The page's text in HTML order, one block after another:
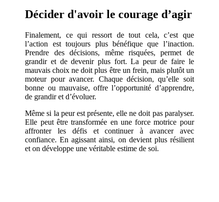
Décider d'avoir le courage d’agir
Finalement, ce qui ressort de tout cela, c’est que
l’action est toujours plus bénéfique que l’inaction.
Prendre des décisions, même risquées, permet de
grandir et de devenir plus fort. La peur de faire le
mauvais choix ne doit plus être un frein, mais plutôt un
moteur pour avancer. Chaque décision, qu’elle soit
bonne ou mauvaise, offre l’opportunité d’apprendre,
de grandir et d’évoluer.
Même si la peur est présente, elle ne doit pas paralyser.
Elle peut être transformée en une force motrice pour
affronter les défis et continuer à avancer avec
confiance. En agissant ainsi, on devient plus résilient
et on développe une véritable estime de soi.